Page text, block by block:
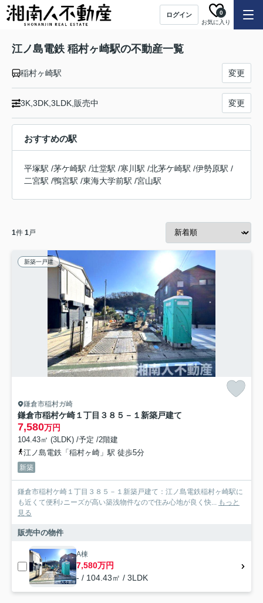
ログイン
お気に入り
0
江ノ島電鉄 稲村ヶ崎駅の不動産一覧
稲村ヶ崎駅 変更
3K,3DK,3LDK,販売中 変更
おすすめの駅
平塚駅 /茅ケ崎駅 /辻堂駅 /寒川駅 /北茅ケ崎駅 /伊勢原駅 /
二宮駅 /鴨宮駅 /東海大学前駅 /宮山駅
1件 1戸
新築一戸建
鎌倉市稲村ガ崎
鎌倉市稲村ケ崎１丁目３８５－１新築戸建て
7,580万円
104.43㎡ (3LDK) /予定 /2階建
江ノ島電鉄「稲村ヶ崎」駅 徒歩5分
新築
鎌倉市稲村ケ崎１丁目３８５－１新築戸建て：江ノ島電鉄稲村ヶ崎駅に
も近くて便利♪ニーズが高い築浅物件なので住み心地が良く快... もっと
見る
販売中の物件
A棟
7,580万円
- / 104.43㎡ / 3LDK